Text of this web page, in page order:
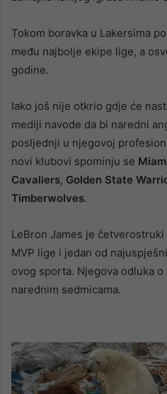
Tokom boravka u Lakersima
među najbolje ekipe lige, a
godine.
Iako još nije otkrio gdje će
mediji navode da bi naredni
posljednji u njegovoj
novi klubovi spominju se
Cavaliers, Golden State
Timberwolves.
LeBron James je
MVP lige i jedan od
ovog sporta. Njegova odluka
narednim sedmicama.